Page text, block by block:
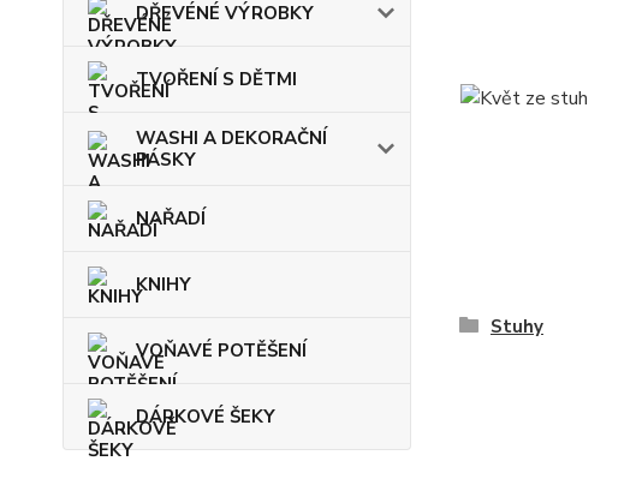
DŘEVÉNÉ VÝROBKY
TVOŘENÍ S DĚTMI
WASHI A DEKORAČNÍ
PÁSKY
NAŘADÍ
KNIHY
VOŇAVÉ POTĚŠENÍ
DÁRKOVÉ ŠEKY
Stuhy